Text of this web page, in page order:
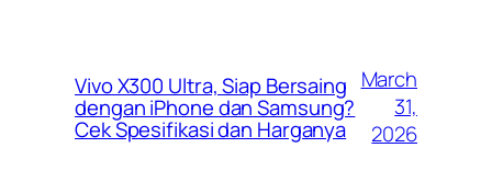
Vivo X300 Ultra, Siap Bersaing
dengan iPhone dan Samsung?
Cek Spesifikasi dan Harganya
March
31,
2026